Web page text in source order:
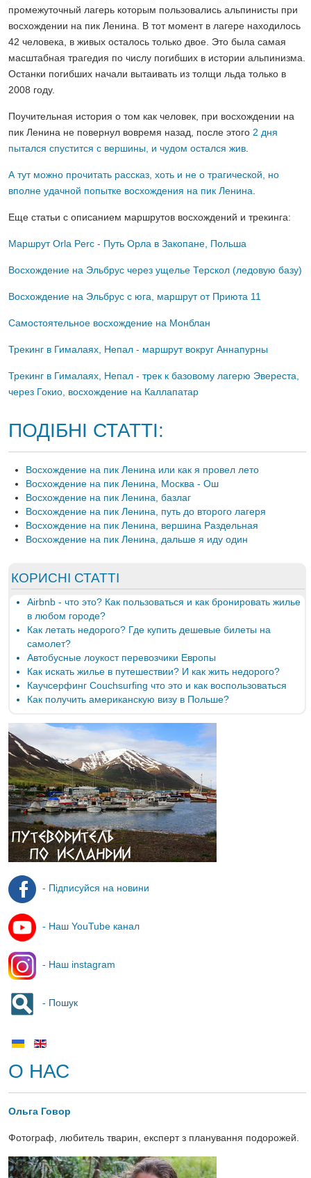
промежуточный лагерь которым пользовались альпинисты при
восхождении на пик Ленина. В тот момент в лагере находилось
42 человека, в живых осталось только двое. Это была самая
масштабная трагедия по числу погибших в истории альпинизма.
Останки погибших начали вытаивать из толщи льда только в
2008 году.
Поучительная история о том как человек, при восхождении на
пик Ленина не повернул вовремя назад, после этого 2 дня
пытался спустится с вершины, и чудом остался жив
А тут можно прочитать рассказ, хоть и не о трагической, но
вполне удачной попытке восхождения на пик Ленина
Еще статьи с описанием маршрутов восхождений и трекинга:
Маршрут Orla Perc - Путь Орла в Закопане, Польша
Восхождение на Эльбрус через ущелье Терскол (ледовую базу)
Восхождение на Эльбрус с юга, маршрут от Приюта 11
Самостоятельное восхождение на Монблан
Трекинг в Гималаях, Непал - маршрут вокруг Аннапурны
Трекинг в Гималаях, Непал - трек к базовому лагерю Эвереста,
через Гокио, восхождение на Каллапатар
ПОДІБНІ СТАТТІ:
Восхождение на пик Ленина или как я провел лето
Восхождение на пик Ленина, Москва - Ош
Восхождение на пик Ленина, базлаг
Восхождение на пик Ленина, путь до второго лагеря
Восхождение на пик Ленина, вершина Раздельная
Восхождение на пик Ленина, дальше я иду один
КОРИСНІ СТАТТІ
Airbnb - что это? Как пользоваться и как бронировать жилье
в любом городе?
Как летать недорого? Где купить дешевые билеты на
самолет?
Автобусные лоукост перевозчики Европы
Как искать жилье в путешествии? И как жить недорого?
Каучсерфинг Couchsurfing что это и как воспользоваться
Как получить американскую визу в Польше?
- Підписуйся на новини
- Наш YouTube канал
- Наш instagram
- Пошук
О НАС
Ольга Говор
Фотограф, любитель тварин, експерт з планування подорожей.